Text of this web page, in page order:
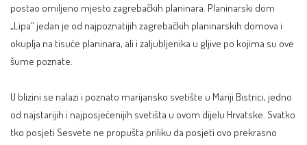
postao omiljeno mjesto zagrebačkih planinara. Planinarski dom
„Lipa“ jedan je od najpoznatijih zagrebačkih planinarskih domova i
okuplja na tisuće planinara, ali i zaljubljenika u gljive po kojima su ove
šume poznate.
U blizini se nalazi i poznato marijansko svetište u Mariji Bistrici, jedno
od najstarijih i najposjećenijih svetišta u ovom dijelu Hrvatske. Svatko
tko posjeti Sesvete ne propušta priliku da posjeti ovo prekrasno